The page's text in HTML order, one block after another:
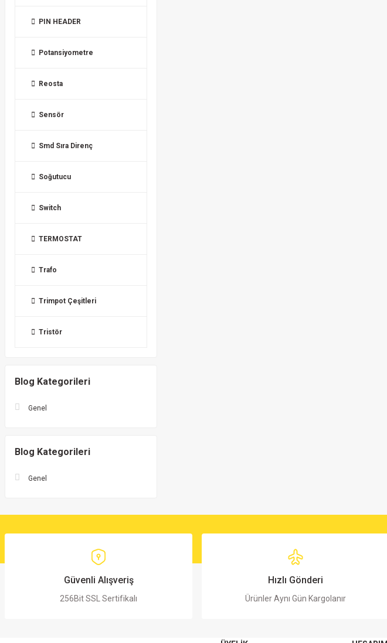
PIN HEADER
Potansiyometre
Reosta
Sensör
Smd Sıra Direnç
Soğutucu
Switch
TERMOSTAT
Trafo
Trimpot Çeşitleri
Tristör
Blog Kategorileri
Genel
Blog Kategorileri
Genel
Güvenli Alışveriş
256Bit SSL Sertifikalı
Hızlı Gönderi
Ürünler Aynı Gün Kargolanır